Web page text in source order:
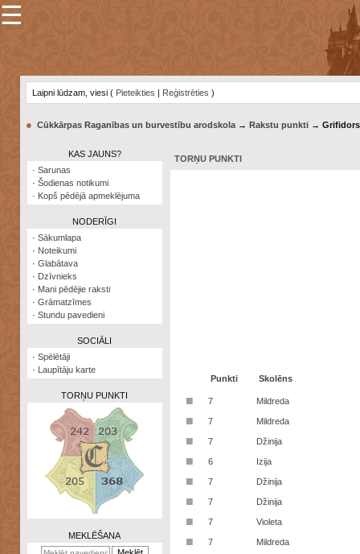
×
Šodienas
notikumi
Visatcera
almanahs
Arhīvs
Zināšanu
☰
Laipni lūdzam, viesi ( Pieteikties | Reģistrēties )
● Cūkkārpas Raganības un burvestību arodskola→ Rakstu punkti→ Grifidors
KAS JAUNS?
· Sarunas
· Šodienas notikumi
· Kopš pēdējā apmeklējuma
NODERĪGI
· Sākumlapa
· Noteikumi
· Glabātava
· Dzīvnieks
· Mani pēdējie raksti
· Grāmatzīmes
· Stundu pavedieni
SOCIĀLI
· Spēlētāji
· Laupītāju karte
TORŅU PUNKTI
MEKLĒŠANA
TORŅU PUNKTI
Punkti Skolēns
■ 7 Mildreda
■ 7 Mildreda
■ 7 Džinija
■ 6 Izija
■ 7 Džinija
■ 7 Džinija
■ 7 Violeta
■ 7 Mildreda